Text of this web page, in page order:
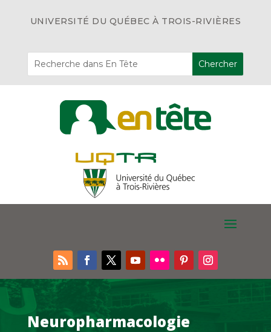
UNIVERSITÉ DU QUÉBEC À TROIS-RIVIÈRES
Neuropharmacologie